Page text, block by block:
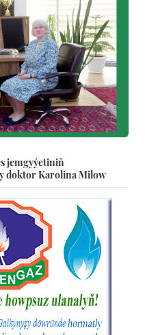
jemgyýetiniň
doktor Karolina Milow